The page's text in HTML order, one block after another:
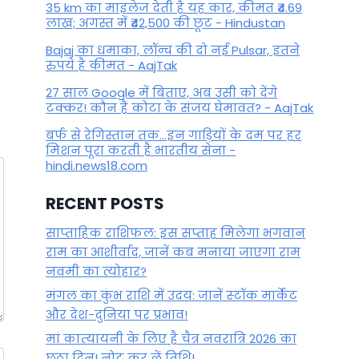
35 km का माइलेज देती है यह कार, कीमत ₹4.69
लाख; अगस्त में ₹42,500 की छूट - Hindustan
Bajaj का धमाका, लॉन्च की दो नई Pulsar, इतने
रुपये है कीमत - AajTak
27 साल Google में बिताए, अब उसी को देंगे
टक्कर! कौन हैं कोटा के संजय घेमावत? - AajTak
बर्फ से रेगिस्तान तक...इन गाड़ियों के दम पर हर
मिशन पूरा करती है भारतीय सेना -
hindi.news18.com
RECENT POSTS
साप्ताहिक राशिफल: इस सप्ताह मिलेगा भगवान
राम का आशीर्वाद, जानें कब मनाया जाएगा राम
नवमी का त्योहार?
मंगल का कुंभ राशि में उदय: जानें स्‍टॉक मार्केट
और देश-दुनिया पर प्रभाव!
मां कात्‍यायनी के लिए है चैत्र नवरात्रि 2026 का